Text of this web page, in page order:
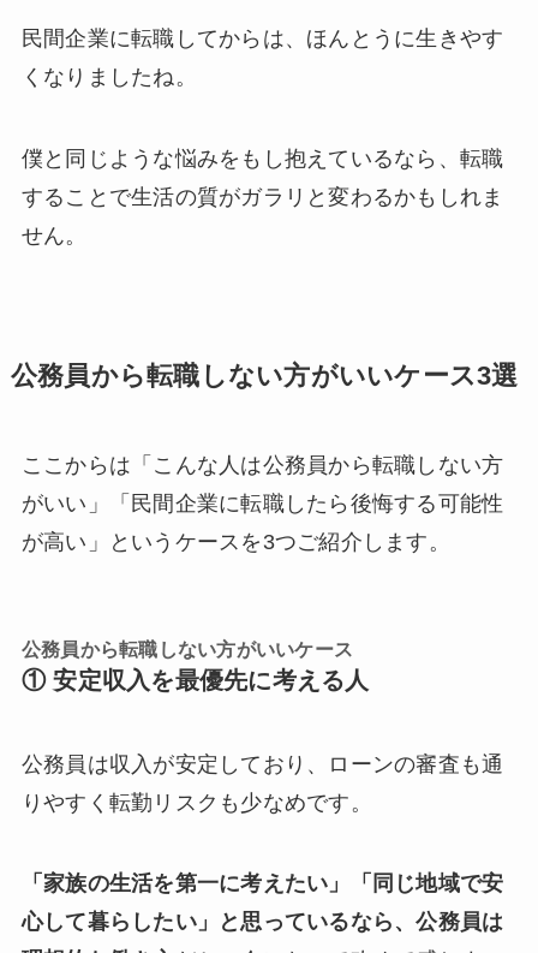
民間企業に転職してからは、ほんとうに生きやす
くなりましたね。
僕と同じような悩みをもし抱えているなら、転職
することで生活の質がガラリと変わるかもしれま
せん。
公務員から転職しない方がいいケース3選
ここからは「こんな人は公務員から転職しない方
がいい」「民間企業に転職したら後悔する可能性
が高い」というケースを3つご紹介します。
公務員から転職しない方がいいケース
① 安定収入を最優先に考える人
公務員は収入が安定しており、ローンの審査も通
りやすく転勤リスクも少なめです。
「家族の生活を第一に考えたい」「同じ地域で安
心して暮らしたい」と思っているなら、公務員は